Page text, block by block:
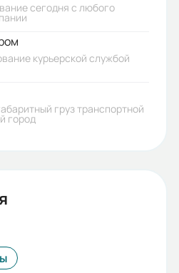
сегодня с любого
курьерской службой
груз транспортной
город